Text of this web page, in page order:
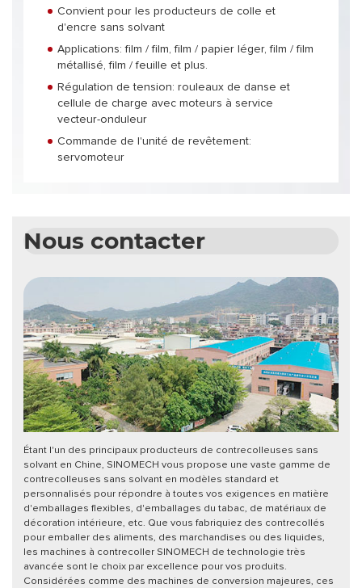
Convient pour les producteurs de colle et
d'encre sans solvant
Applications: film / film, film / papier léger, film / film
métallisé, film / feuille et plus.
Régulation de tension: rouleaux de danse et
cellule de charge avec moteurs à service
vecteur-onduleur
Commande de l'unité de revêtement:
servomoteur
Nous contacter
Étant l'un des principaux producteurs de contrecolleuses sans
solvant en Chine, SINOMECH vous propose une vaste gamme de
contrecolleuses sans solvant en modèles standard et
personnalisés pour répondre à toutes vos exigences en matière
d'emballages flexibles, d'emballages du tabac, de matériaux de
décoration intérieure, etc. Que vous fabriquiez des contrecollés
pour emballer des aliments, des marchandises ou des liquides,
les machines à contrecoller SINOMECH de technologie très
avancée sont le choix par excellence pour vos produits.
Considérées comme des machines de conversion majeures, ces